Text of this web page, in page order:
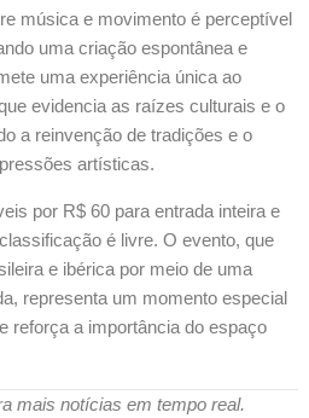
música e movimento é perceptível
uma criação espontânea e
uma experiência única ao
evidencia as raízes culturais e o
a reinvenção de tradições e o
artísticas.
por R$ 60 para entrada inteira e
é livre. O evento, que
e ibérica por meio de uma
representa um momento especial
reforça a importância do espaço
mais notícias em tempo real.